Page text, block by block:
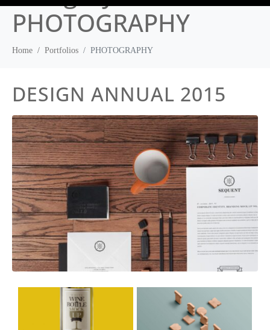
PHOTOGRAPHY
Home Portfolios PHOTOGRAPHY
DESIGN ANNUAL 2015